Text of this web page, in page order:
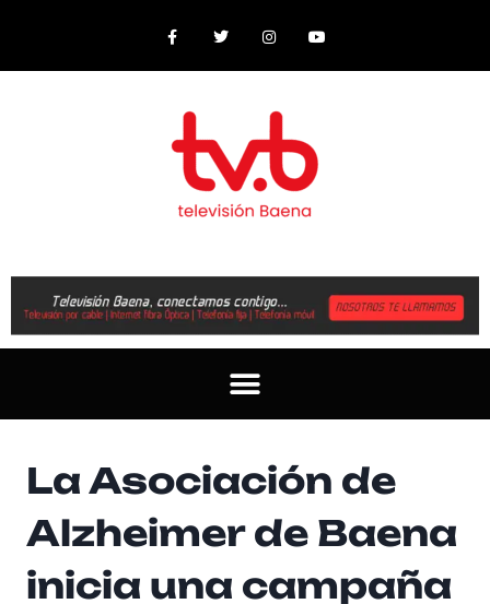
La Asociación de
Alzheimer de Baena
inicia una campaña